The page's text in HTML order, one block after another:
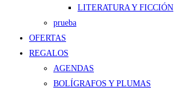
LITERATURA Y FICCIÓN
prueba
OFERTAS
REGALOS
AGENDAS
BOLÍGRAFOS Y PLUMAS